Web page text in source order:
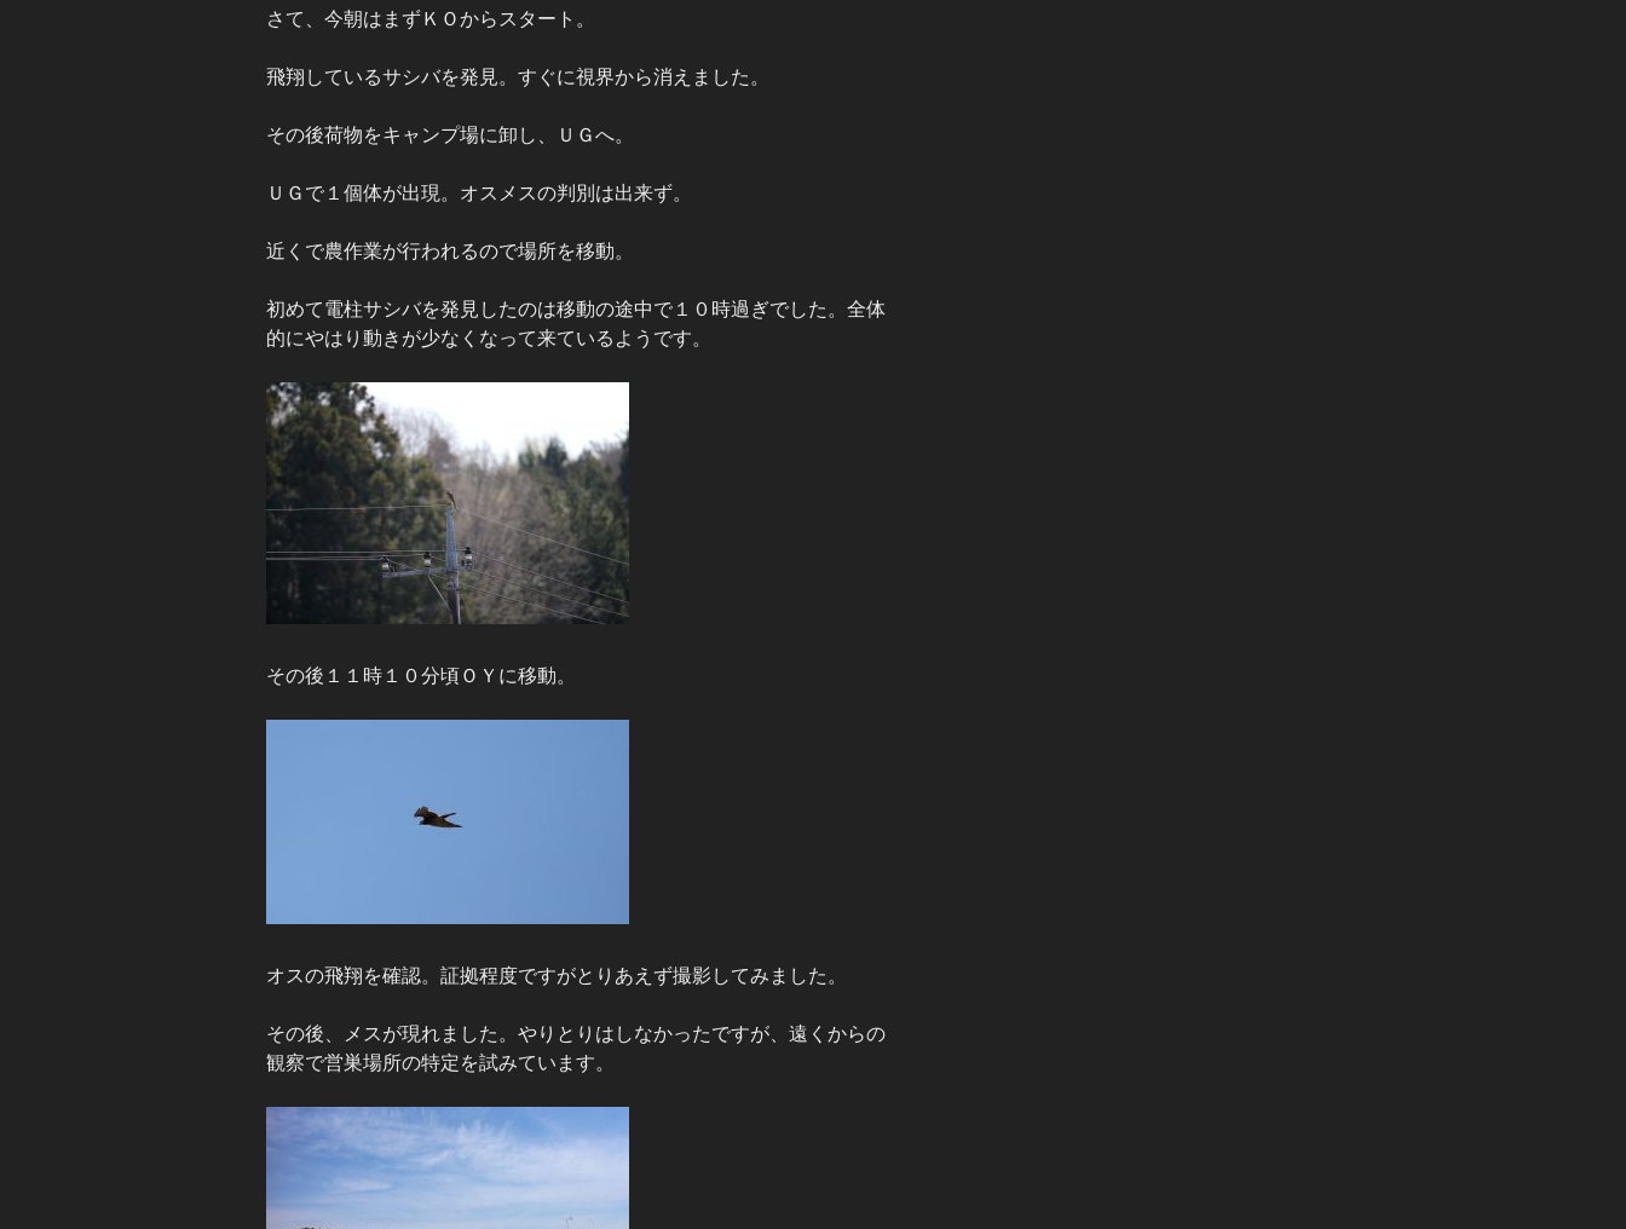
さて、今朝はまずＫＯからスタート。
飛翔しているサシバを発見。すぐに視界から消えました。
その後荷物をキャンプ場に卸し、ＵＧへ。
ＵＧで１個体が出現。オスメスの判別は出来ず。
近くで農作業が行われるので場所を移動。
初めて電柱サシバを発見したのは移動の途中で１０時過ぎでした。全体
的にやはり動きが少なくなって来ているようです。
その後１１時１０分頃ＯＹに移動。
オスの飛翔を確認。証拠程度ですがとりあえず撮影してみました。
その後、メスが現れました。やりとりはしなかったですが、遠くからの
観察で営巣場所の特定を試みています。